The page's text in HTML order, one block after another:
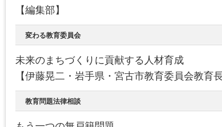
【編集部】
変わる教育委員会
未来のまちづくりに貢献する人材育成
【伊藤晃二・岩手県・宮古市教育委員会教育
教育問題法律相談